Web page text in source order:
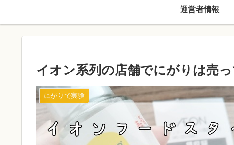
運営者情報
イオン系列の店舗でにがりは売
にがりで実験